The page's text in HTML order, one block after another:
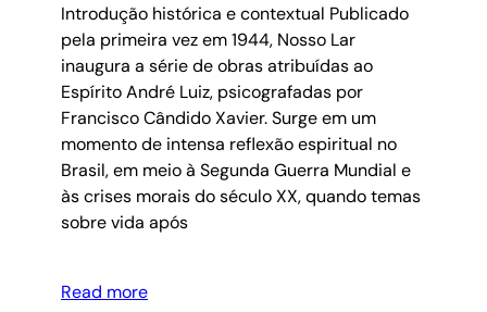
Introdução histórica e contextual Publicado
pela primeira vez em 1944, Nosso Lar
inaugura a série de obras atribuídas ao
Espírito André Luiz, psicografadas por
Francisco Cândido Xavier. Surge em um
momento de intensa reflexão espiritual no
Brasil, em meio à Segunda Guerra Mundial e
às crises morais do século XX, quando temas
sobre vida após
Read more